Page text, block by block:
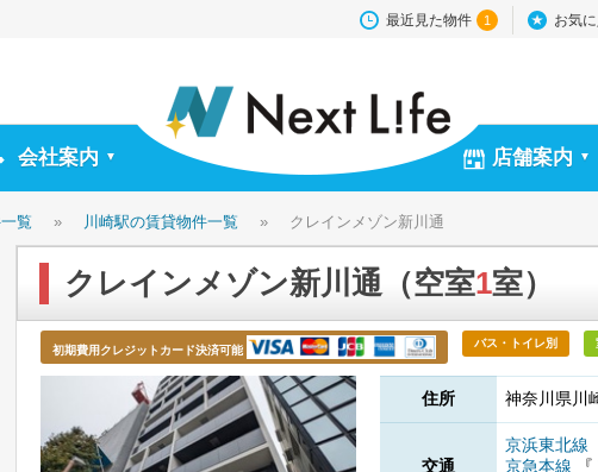
最近見た物件 1 お気に
会社案内 ▼ 店舗案内 ▼
覧 » 川崎駅の賃貸物件一覧 » クレインメゾン新川通
クレインメゾン新川通（空室1室）
初期費用クレジットカード決済可能
バス・トイレ別
住所 神奈川県川
交通
京浜東北線
京急本線
『